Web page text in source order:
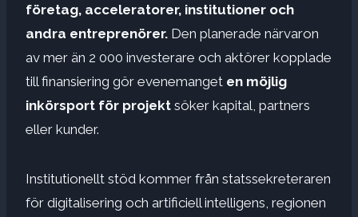
företag, acceleratorer, institutioner och
andra entreprenörer. Den planerade närvaron
av mer än 2 000 investerare och aktörer kopplade
till finansiering gör evenemanget en möjlig
inkörsport för projekt söker kapital, partners
eller kunder.
Institutionellt stöd kommer från statssekreteraren
för digitalisering och artificiell intelligens, regionen